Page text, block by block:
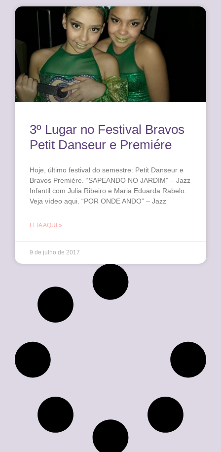
3º Lugar no Festival Bravos
Petit Danseur e Premiére
Hoje, último festival do semestre: Petit Danseur e
Bravos Premiére. “SAPEANDO NO JARDIM” – Jazz
Infantil com Julia Ribeiro e Maria Eduarda Rabelo.
Veja vídeo aqui. “POR ONDE ANDO” – Jazz
LEIA AQUI »
9 de julho de 2017